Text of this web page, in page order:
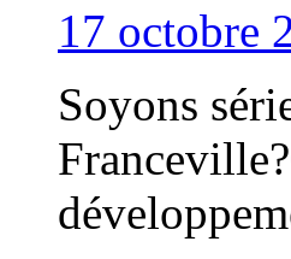
17 octobre
Soyons